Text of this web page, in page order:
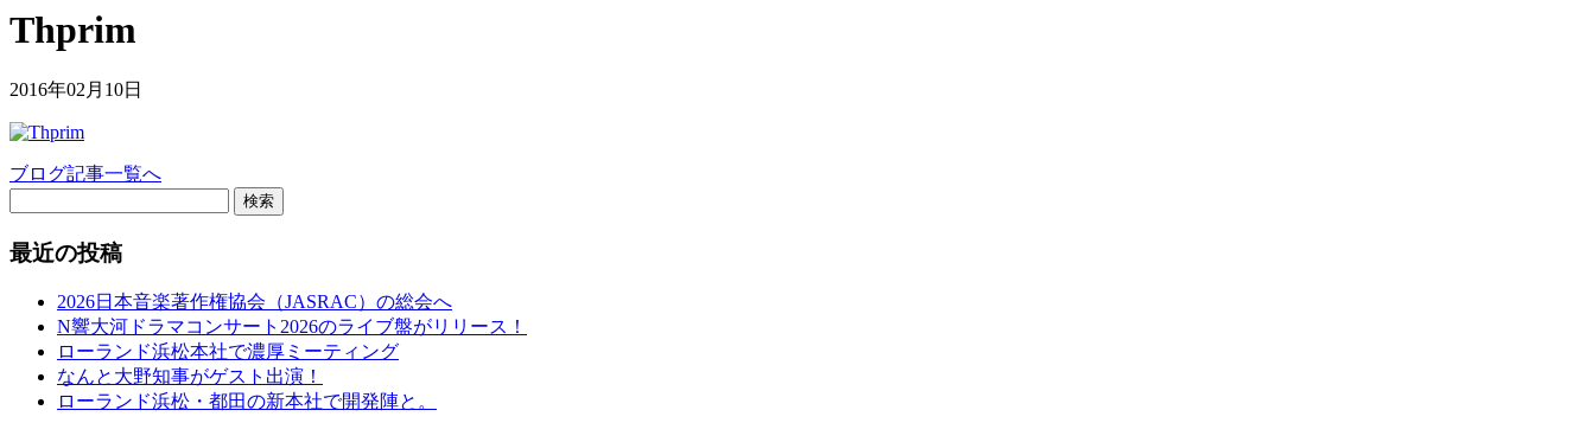
Thprim
2016年02月10日
ブログ記事一覧へ
検索
最近の投稿
2026日本音楽著作権協会（JASRAC）の総会へ
N響大河ドラマコンサート2026のライブ盤がリリース！
ローランド浜松本社で濃厚ミーティング
なんと大野知事がゲスト出演！
ローランド浜松・都田の新本社で開発陣と。